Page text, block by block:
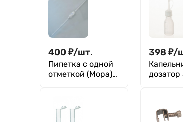
400 ₽/шт.
Пипетка с одной
отметкой (Мора)
398 ₽/